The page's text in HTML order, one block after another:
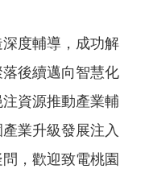
度輔導，成功解
後續邁向智慧化
資源推動產業輔
業升級發展注入
，歡迎致電桃園